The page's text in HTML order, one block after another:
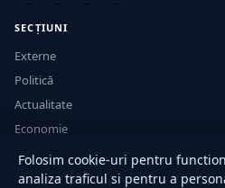
SECȚIUNI
Externe
Politică
Actualitate
Economie
Sănătate
Utile
Folosim cookie-uri pentru
analiza traficul si pentru a